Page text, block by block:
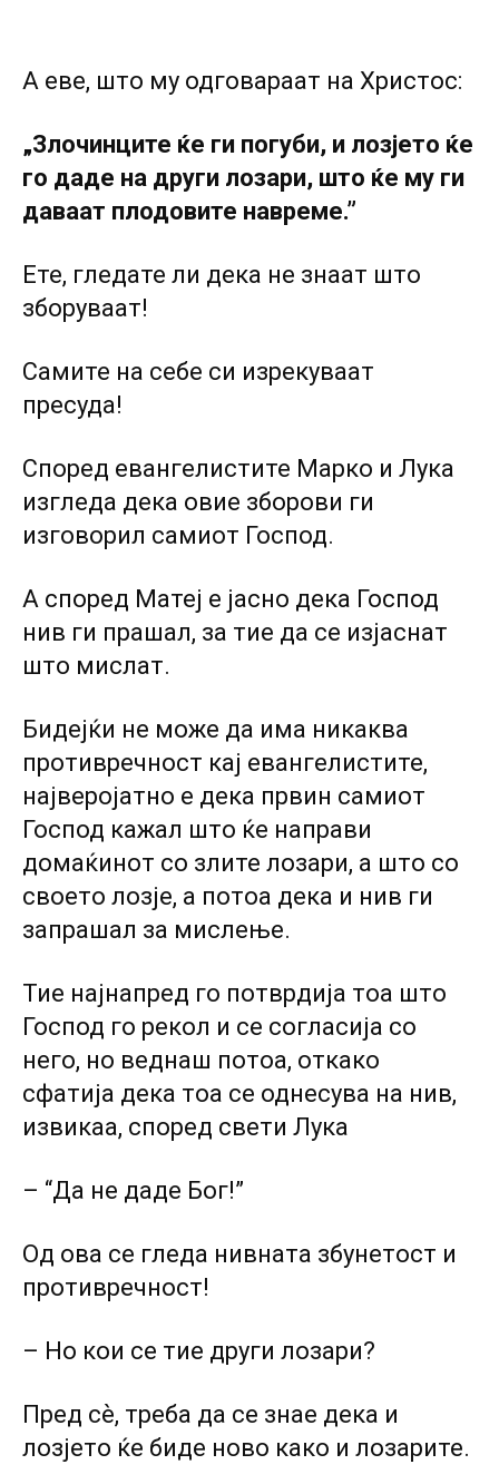
А еве, што му одговараат на Христос:
„Злочинците ќе ги погуби, и лозјето ќе
го даде на други лозари, што ќе му ги
даваат плодовите навреме.”
Ете, гледате ли дека не знаат што
зборуваат!
Самите на себе си изрекуваат
пресуда!
Според евангелистите Марко и Лука
изгледа дека овие зборови ги
изговорил самиот Господ.
А според Матеј е јасно дека Господ
нив ги прашал, за тие да се изјаснат
што мислат.
Бидејќи не може да има никаква
противречност кај евангелистите,
најверојатно е дека првин самиот
Господ кажал што ќе направи
домаќинот co злите лозари, a што co
своето лозје, a потоа дека и нив ги
запрашал за мислење.
Тие најнапред го потврдија тоа што
Господ го рекол и се согласија co
него, но веднаш потоа, откако
сфатија дека тоа се однесува на нив,
извикаа, според свети Лука
– “Да не даде Бог!”
Од ова се гледа нивната збунетост и
противречност!
– Ho кои се тие други лозари?
Пред сѐ, треба да се знае дека и
лозјето ќе биде ново како и лозарите.